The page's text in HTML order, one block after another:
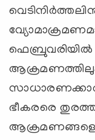
ഭീകരരെ